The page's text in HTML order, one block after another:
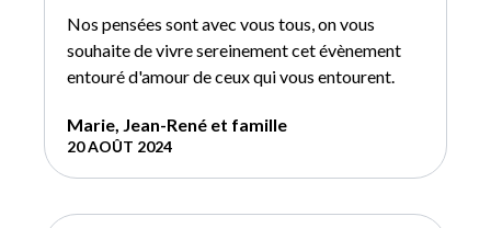
Nos pensées sont avec vous tous, on vous
souhaite de vivre sereinement cet évènement
entouré d'amour de ceux qui vous entourent.
Marie, Jean-René et famille
20 AOÛT 2024